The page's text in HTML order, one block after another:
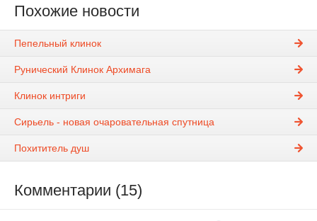
Похожие новости
Пепельный клинок
Рунический Клинок Архимага
Клинок интриги
Сирьель - новая очаровательная спутница
Похититель душ
Комментарии (15)